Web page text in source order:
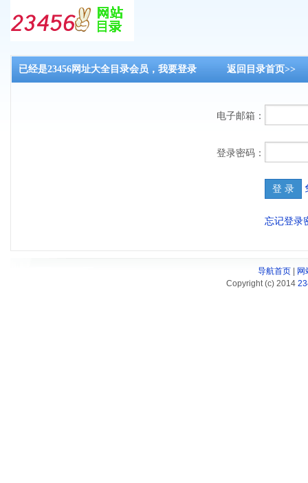
已经是23456网址大全目录会员，我要登录 返回目录首页>>
电子邮箱：
登录密码：
忘记登录
导航首页|
网
Copyright (c) 2014